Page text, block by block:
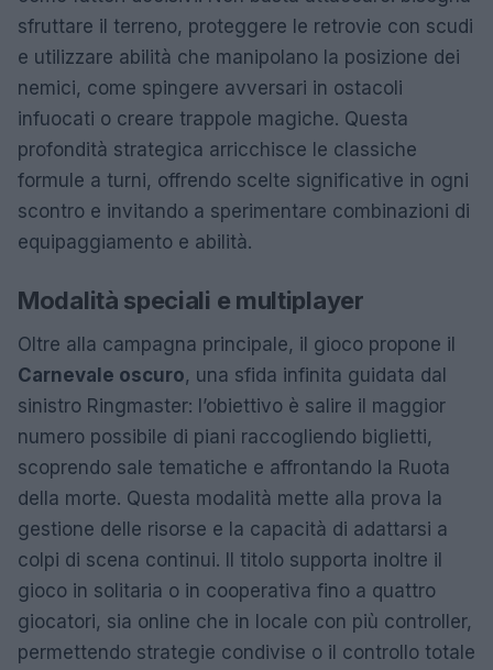
sfruttare il terreno, proteggere le retrovie con scudi
e utilizzare abilità che manipolano la posizione dei
nemici, come spingere avversari in ostacoli
infuocati o creare trappole magiche. Questa
profondità strategica arricchisce le classiche
formule a turni, offrendo scelte significative in ogni
scontro e invitando a sperimentare combinazioni di
equipaggiamento e abilità.
Modalità speciali e multiplayer
Oltre alla campagna principale, il gioco propone il
Carnevale oscuro, una sfida infinita guidata dal
sinistro Ringmaster: l’obiettivo è salire il maggior
numero possibile di piani raccogliendo biglietti,
scoprendo sale tematiche e affrontando la Ruota
della morte. Questa modalità mette alla prova la
gestione delle risorse e la capacità di adattarsi a
colpi di scena continui. Il titolo supporta inoltre il
gioco in solitaria o in cooperativa fino a quattro
giocatori, sia online che in locale con più controller,
permettendo strategie condivise o il controllo totale